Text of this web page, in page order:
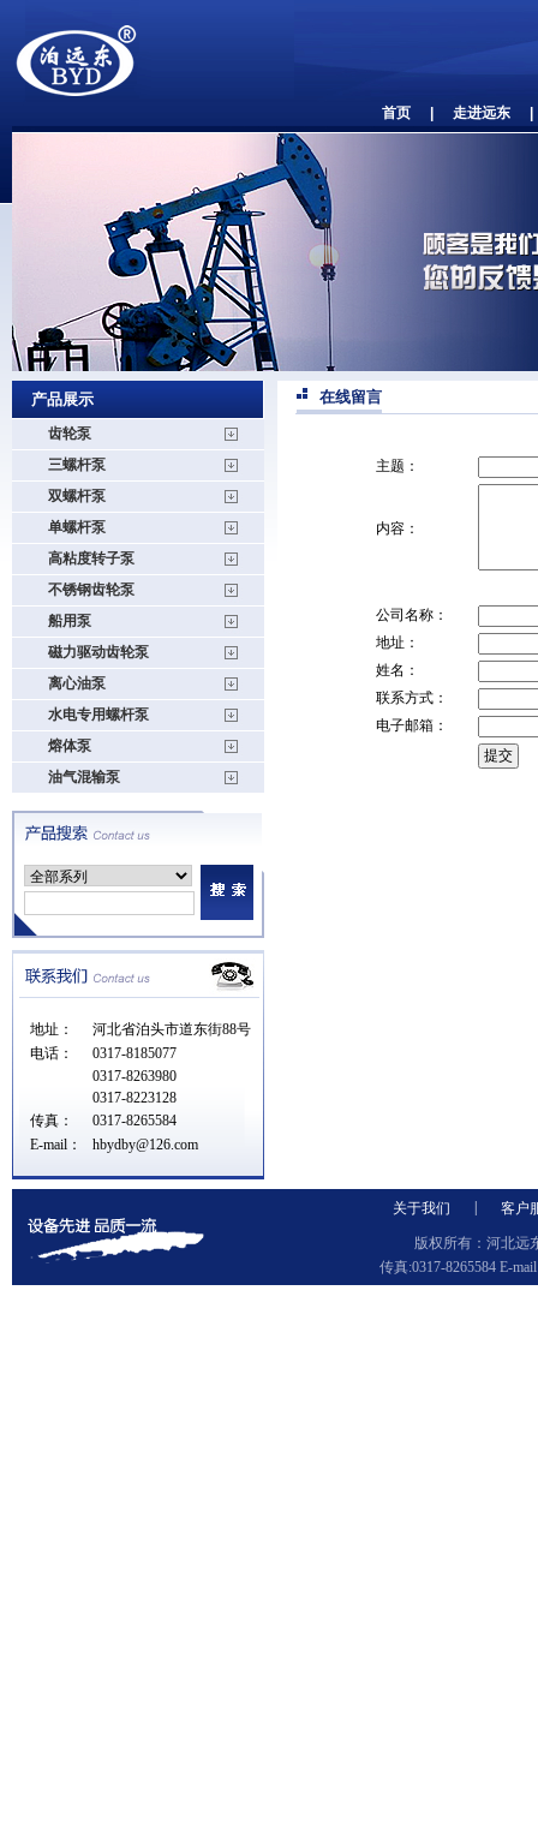
首页 走进远东
产品展示
齿轮泵
三螺杆泵
双螺杆泵
单螺杆泵
高粘度转子泵
不锈钢齿轮泵
船用泵
磁力驱动齿轮泵
离心油泵
水电专用螺杆泵
熔体泵
油气混输泵
地址：
河北省泊头市道东街88号
电话：
0317-8185077
0317-8263980
0317-8223128
传真：
0317-8265584
E-mail：
hbydby@126.com
在线留言
主题：
内容：
公司名称：
地址：
姓名：
联系方式：
电子邮箱：
关于我们 客户
版权所有：河北远
传真:0317-8265584 E-